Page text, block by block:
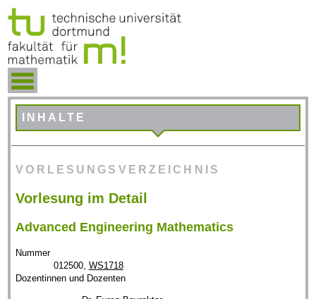
INHALTE
VORLESUNGSVERZEICHNIS
Vorlesung im Detail
Advanced Engineering Mathematics
Nummer
012500, WS1718
Dozentinnen und Dozenten